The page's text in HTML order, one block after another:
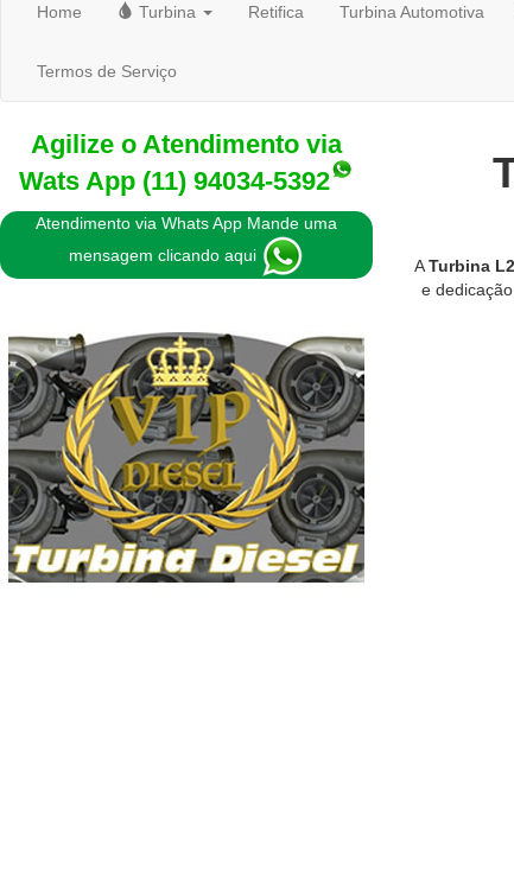
Home Turbina Retifica Turbina Automotiva
Termos de Serviço
Agilize o Atendimento via
Wats App (11) 94034-5392
Atendimento via Whats App Mande uma
mensagem clicando aqui
ATurbina
e